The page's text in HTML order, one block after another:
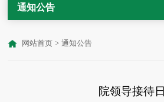
通知公告
网站首页 > 通知公告
院领导接待日